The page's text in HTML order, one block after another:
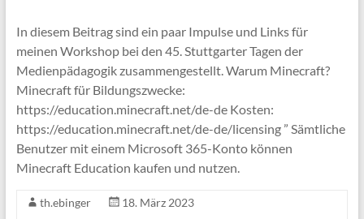
In diesem Beitrag sind ein paar Impulse und Links für
meinen Workshop bei den 45. Stuttgarter Tagen der
Medienpädagogik zusammengestellt. Warum Minecraft?
Minecraft für Bildungszwecke:
https://education.minecraft.net/de-de Kosten:
https://education.minecraft.net/de-de/licensing ” Sämtliche
Benutzer mit einem Microsoft 365-Konto können
Minecraft Education kaufen und nutzen.
th.ebinger
18. März 2023